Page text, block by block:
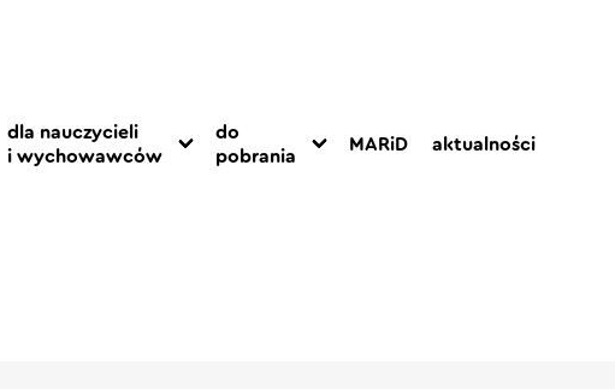
dla nauczycieli
i wychowawców
do
pobrania
MARiD aktualności